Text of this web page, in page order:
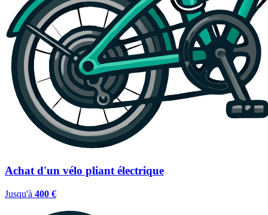
Achat d'un vélo pliant électrique
Jusqu'à 400 €